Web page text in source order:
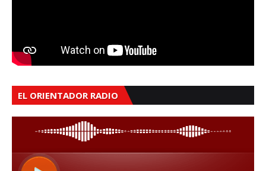
EL ORIENTADOR RADIO